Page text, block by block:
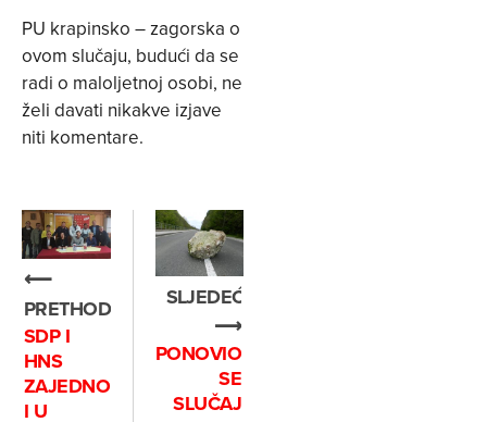
PU krapinsko – zagorska o
ovom slučaju, budući da se
radi o maloljetnoj osobi, ne
želi davati nikakve izjave
niti komentare.
⟵
PRETHODNO
SDP I
HNS
ZAJEDNO
I U
SLJEDEĆE
⟶
PONOVIO
SE
SLUČAJ